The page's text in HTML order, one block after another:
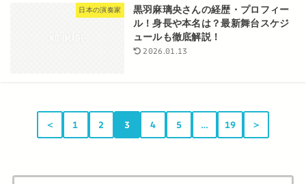
日本の演奏家
黒羽麻璃央さんの経歴・プロフィー
ル！身長や本名は？最新舞台スケジ
ュールも徹底解説！
2026.01.13
＜ 1 2 3 4 5 … 19 ＞